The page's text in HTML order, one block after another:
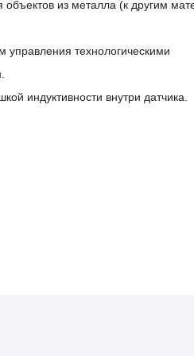
из металла (к другим
управления технологическими
индуктивности внутри датчика.